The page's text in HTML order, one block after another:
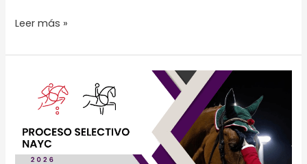
Leer más »
PARA
EQUIPOS
QUE
REPRESENTARÁN